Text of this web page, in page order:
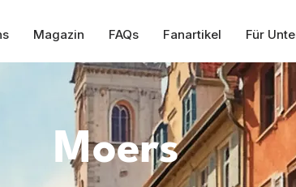
Magazin FAQs Fanartikel Für
Moers